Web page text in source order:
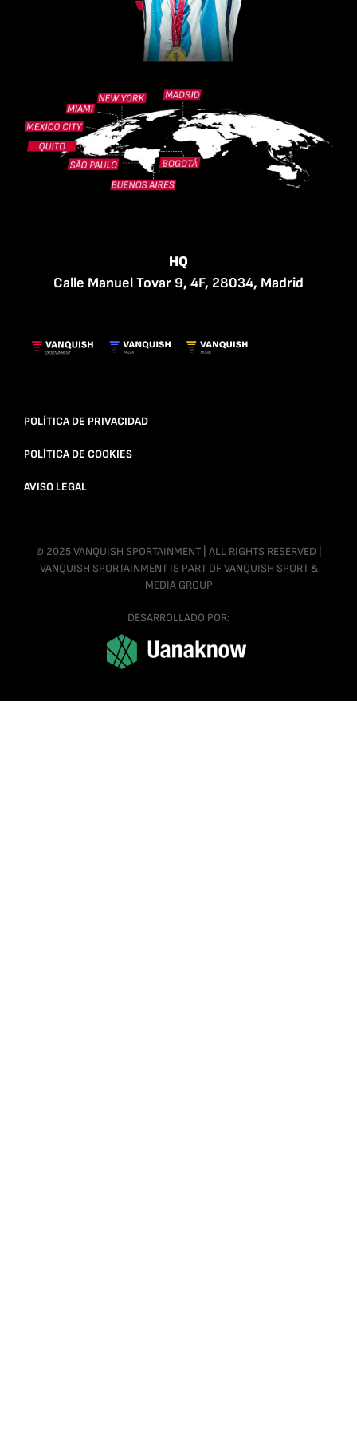
HQ
Calle Manuel Tovar 9, 4F, 28034, Madrid
POLÍTICA DE PRIVACIDAD
POLÍTICA DE COOKIES
AVISO LEGAL
© 2025 VANQUISH SPORTAINMENT | ALL RIGHTS RESERVED |
VANQUISH SPORTAINMENT IS PART OF VANQUISH SPORT &
MEDIA GROUP
DESARROLLADO POR: